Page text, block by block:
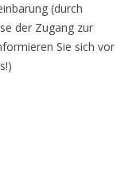
(durch
der Zugang zur
Sie sich vor